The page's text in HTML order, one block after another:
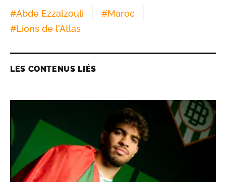
#Abde Ezzalzouli #Maroc
#Lions de l'Atlas
LES CONTENUS LIÉS